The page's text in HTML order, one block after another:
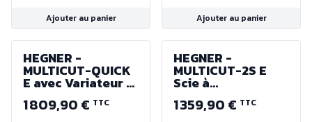
1400 tr/min.
Ajouter au panier tr/min.
Ajouter au panier
HEGNER -
MULTICUT-QUICK
E avec Variateur -
Col de Cygne 560
mm - 230V 100W
1 809,90 € TTC
HEGNER -
MULTICUT-2S E
Scie à
chantourner avec
variateur - Col de
1 359,90 € TTC